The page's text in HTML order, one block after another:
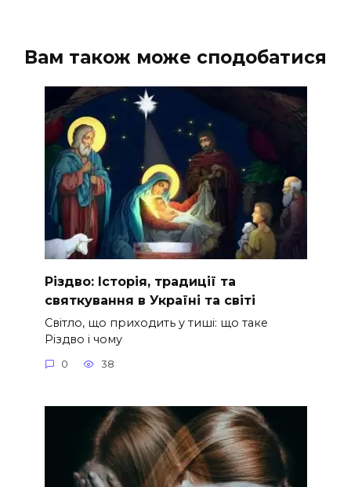
Вам також може сподобатися
Різдво: Історія, традиції та
святкування в Україні та світі
Світло, що приходить у тиші: що таке
Різдво і чому
0 38